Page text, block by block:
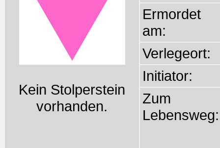
Kein Stolperstein
vorhanden.
Ermordet
am:
Verlegeort:
Initiator:
Zum
Lebensweg: